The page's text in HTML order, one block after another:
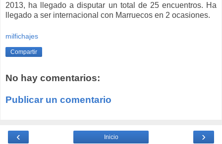
2013, ha llegado a disputar un total de 25 encuentros. Ha
llegado a ser internacional con Marruecos en 2 ocasiones.
milfichajes
Compartir
No hay comentarios:
Publicar un comentario
‹ ›
Inicio